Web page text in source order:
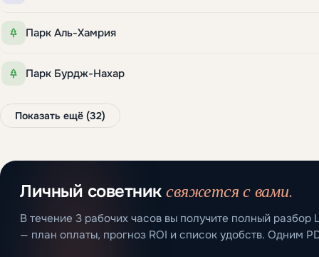
Парк Аль-Хамрия
Парк Бурдж-Нахар
Показать ещё (32)
Личный советниксвяжется с вами.
В течение 3 рабочих часов вы получите полный разбор
— план оплаты, прогноз ROI и список удобств. Одним